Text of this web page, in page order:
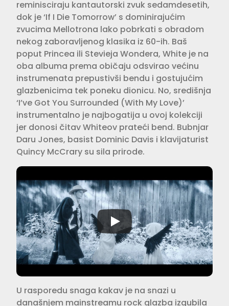
reminisciraju kantautorski zvuk sedamdesetih,
dok je ‘If I Die Tomorrow’ s dominirajućim
zvucima Mellotrona lako pobrkati s obradom
nekog zaboravljenog klasika iz 60-ih. Baš
poput Princea ili Stevieja Wondera, White je na
oba albuma prema običaju odsvirao većinu
instru­menata prepustivši bendu i gostuju­ćim
glazbenicima tek poneku dionicu. No, središnja
‘I’ve Got You Surrounded (With My Love)’
instrumentalno je naj­bogatija u ovoj kolekciji
jer donosi čitav Whiteov prateći bend. Bubnjar
Daru Jones, basist Dominic Davis i klavija­turist
Quincy McCrary su sila prirode.
U rasporedu snaga kakav je na snazi u
današnjem mainstreamu rock glazba izgubila